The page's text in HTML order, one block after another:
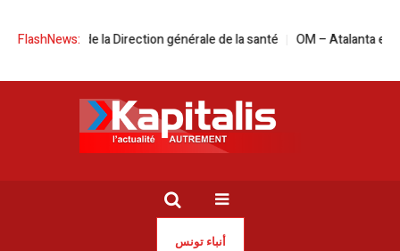
FlashNews:
à la tête de la Direction générale de la santé OM – Atalanta en live
أنباء تونس